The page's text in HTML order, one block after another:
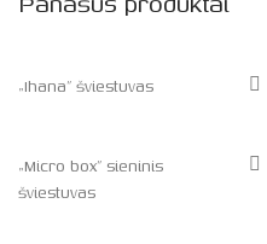
„Ihana” šviestuvas
„Micro box” sieninis
šviestuvas